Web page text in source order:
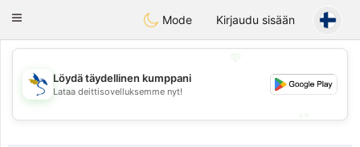
SvenskaDating
Toggle
Mode Kirjaudu sisään
💖
💕
Löydä täydellinen kumppani
Lataa deittisovelluksemme nyt!